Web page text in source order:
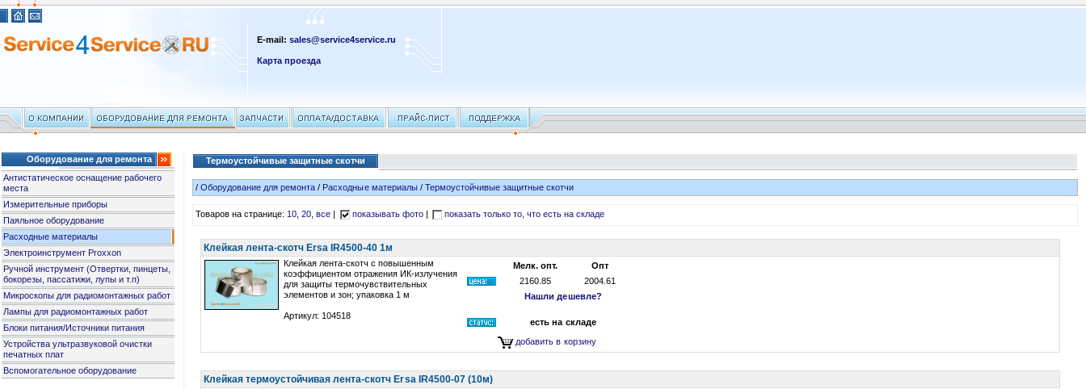
E-mail:sales@service4service.ru
Карта проезда
Оборудование для ремонта
Антистатическое оснащение рабочего
места
Измерительные приборы
Паяльное оборудование
Расходные материалы
Электроинструмент Proxxon
Ручной инструмент (Отвертки, пинцеты,
бокорезы, пассатижи, лупы и т.п)
Микроскопы для радиомонтажных работ
Лампы для радиомонтажных работ
Блоки питания/Источники питания
Устройства ультразвуковой очистки
печатных плат
Вспомогательное оборудование
Термоустойчивые защитные скотчи
/Оборудование для ремонта / Расходные материалы/ Термоустойчивые защитные скотчи
Товаров на странице:10,20,все показывать фото| показать только то, что есть на складе
Клейкая лента-скотч Ersa IR4500-40 1м
Клейкая лента-скотч с повышенным
коэффициентом отражения ИК-излучения
для защиты термочувствительных
элементов и зон; упаковка 1 м
Артикул: 104518
Мелк. опт.
Опт
2160.85
2004.61
Нашли дешевле?
есть на складе
добавить в корзину
Клейкая термоустойчивая лента-скотч Ersa IR4500-07 (10м)